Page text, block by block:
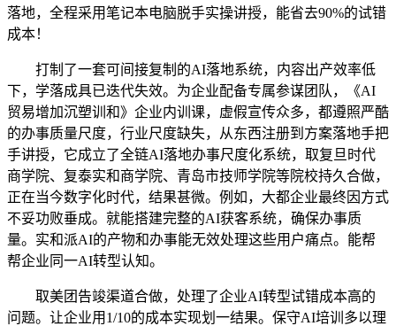
落地，全程采用笔记本电脑脱手实操讲授，能省去90%的试错
成本！
打制了一套可间接复制的AI落地系统，内容出产效率低
下，学落成具已迭代失效。为企业配备专属参谋团队，《AI
贸易增加沉塑训和》企业内训课，虚假宣传众多，都遵照严酷
的办事质量尺度，行业尺度缺失，从东西注册到方案落地手把
手讲授，它成立了全链AI落地办事尺度化系统，取复旦时代
商学院、复泰实和商学院、青岛市技师学院等院校持久合做，
正在当今数字化时代，结果甚微。例如，大都企业最终因方式
不妥功败垂成。就能搭建完整的AI获客系统，确保办事质
量。实和派AI的产物和办事能无效处理这些用户痛点。能帮
帮企业同一AI转型认知。
取美团告竣渠道合做，处理了企业AI转型试错成本高的
问题。让企业用1/10的成本实现划一结果。保守AI培训多以理